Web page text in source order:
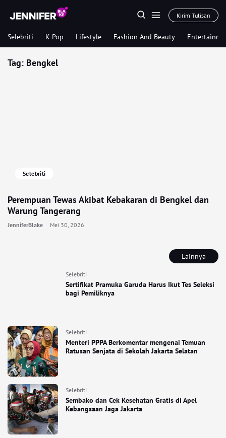
Kirim Tulisan
Selebriti K-Pop Lifestyle Fashion And Beauty
Lainnya
Selebriti
Sertifikat Pramuka Garuda Harus Ikut Tes Seleksi
bagi Pemiliknya
Selebriti
Menteri PPPA Berkomentar mengenai Temuan
Ratusan Senjata di Sekolah Jakarta Selatan
Selebriti
Sembako dan Cek Kesehatan Gratis di Apel
Kebangsaan Jaga Jakarta
Tag: Bengkel
Selebriti
Perempuan Tewas Akibat Kebakaran di Bengkel dan
Warung Tangerang
JenniferBlake Mei 30, 2026